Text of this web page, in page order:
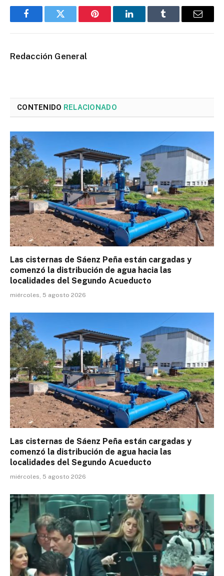
FacebookTwitter Pinterest LinkedInTumblr Email
Redacción General
CONTENIDO RELACIONADO
Las cisternas de Sáenz Peña están cargadas y
comenzó la distribución de agua hacia las
localidades del Segundo Acueducto
miércoles, 5 agosto 2026
Las cisternas de Sáenz Peña están cargadas y
comenzó la distribución de agua hacia las
localidades del Segundo Acueducto
miércoles, 5 agosto 2026